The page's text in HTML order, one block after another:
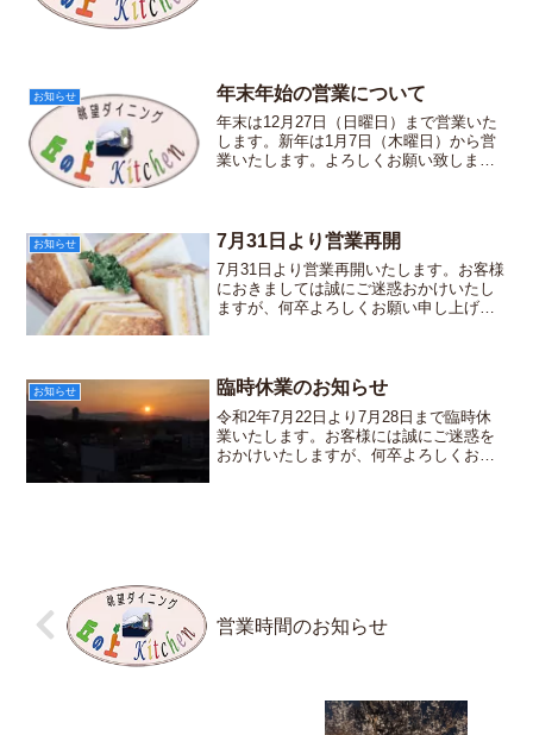
お知らせ 年末年始の営業について
年末は12月27日（日曜日）まで営業いた
します。新年は1月7日（木曜日）から営
業いたします。よろしくお願い致しま
お知らせ 7月31日より営業再開
7月31日より営業再開いたします。お客様
におきましては誠にご迷惑おかけいたし
ますが、何卒よろしくお願い申し上げま
お知らせ 臨時休業のお知らせ
令和2年7月22日より7月28日まで臨時休
業いたします。お客様には誠にご迷惑を
おかけいたしますが、何卒よろしくお願
営業時間のお知らせ